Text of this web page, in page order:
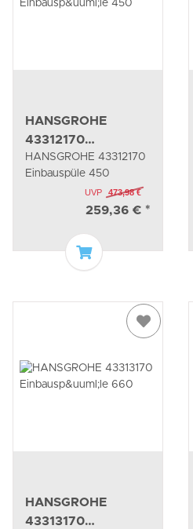
HANSGROHE
43312170
Einbauspüle 450
HANSGROHE 43312170
Einbauspüle 450
UVP 473,98 €
259,36 € *
In den Warenkorb
HANSGROHE
43313170